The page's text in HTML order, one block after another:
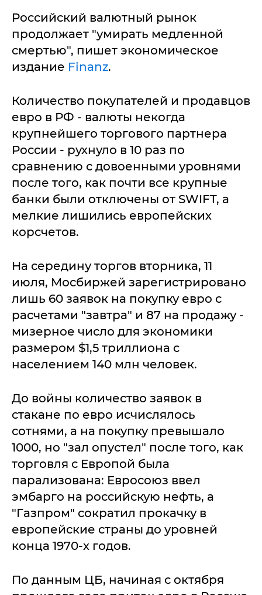
Российский валютный рынок
продолжает "умирать медленной
смертью", пишет экономическое
издание Finanz.
Количество покупателей и продавцов
евро в РФ - валюты некогда
крупнейшего торгового партнера
России - рухнуло в 10 раз по
сравнению с довоенными уровнями
после того, как почти все крупные
банки были отключены от SWIFT, а
мелкие лишились европейских
корсчетов.
На середину торгов вторника, 11
июля, Мосбиржей зарегистрировано
лишь 60 заявок на покупку евро с
расчетами "завтра" и 87 на продажу -
мизерное число для экономики
размером $1,5 триллиона c
населением 140 млн человек.
До войны количество заявок в
стакане по евро исчислялось
сотнями, а на покупку превышало
1000, но "зал опустел" после того, как
торговля с Европой была
парализована: Евросоюз ввел
эмбарго на российскую нефть, а
"Газпром" сократил прокачку в
европейские страны до уровней
конца 1970-х годов.
По данным ЦБ, начиная с октября